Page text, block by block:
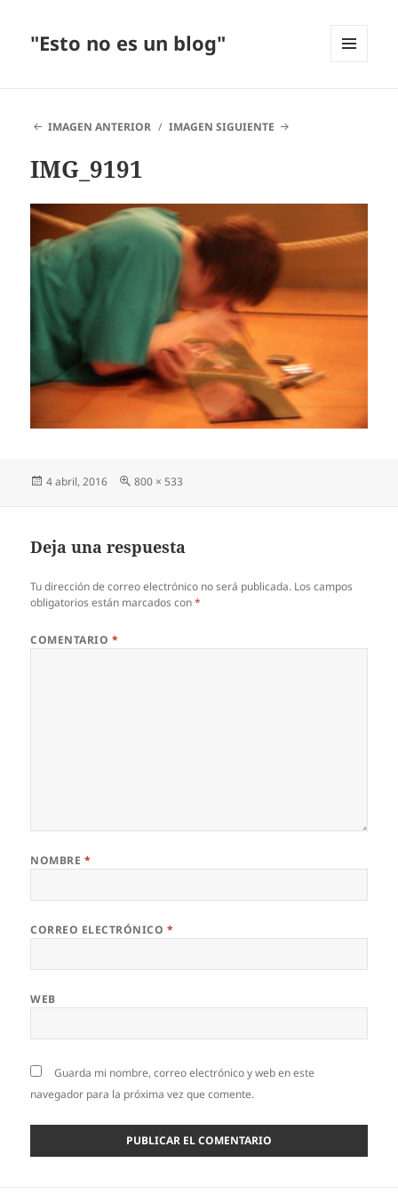
"Esto no es un blog"
IMAGEN ANTERIOR
IMAGEN SIGUIENTE
IMG_9191
Publicado
4 abril, 2016
Tamaño
800 × 533
Deja una respuesta
Tu dirección de correo electrónico no será publicada. Los campos
obligatorios están marcados con*
COMENTARIO *
NOMBRE *
CORREO ELECTRÓNICO *
WEB
Guarda mi nombre, correo electrónico y web en este
navegador para la próxima vez que comente.